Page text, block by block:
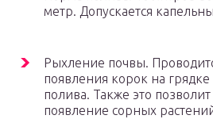
метр. Допускается
Рыхление почвы.
появления корок на грядке
полива. Также это
появление сорных